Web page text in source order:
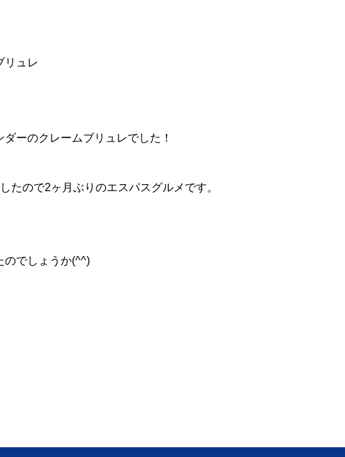
リュレ
ーのクレームブリュレでした！
たので2ヶ月ぶりのエスパスグルメです。
のでしょうか(^^)